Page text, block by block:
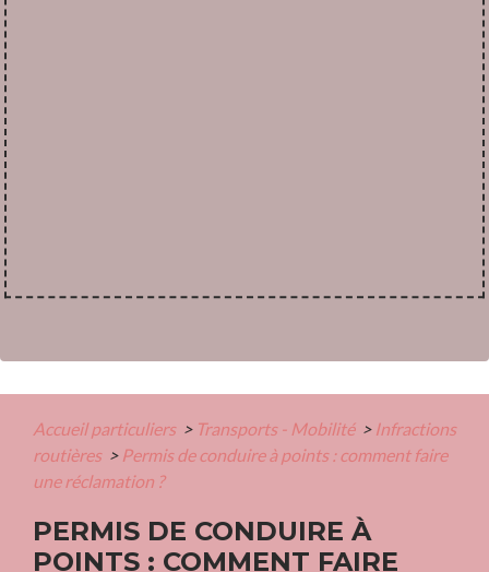
Accueil particuliers > Transports - Mobilité > Infractions
routières > Permis de conduire à points : comment faire
une réclamation ?
PERMIS DE CONDUIRE À
POINTS : COMMENT FAIRE